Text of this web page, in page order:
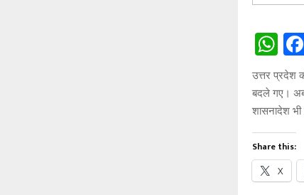
W
h
at
s
A
p
p
उत्तर प्रदेश
बदले गए। अब
शासनादेश भी
Share this:
X